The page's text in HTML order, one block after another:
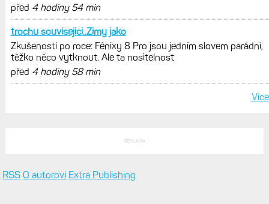
před 4 hodiny 54 min
trochu souvisejici..Zimy jako
Zkušenosti po roce: Fénixy 8 Pro jsou jedním slovem parádní,
těžko něco vytknout. Ale ta nositelnost
před 4 hodiny 58 min
Více
REKLAMA
RSS O autorovi Extra Publishing